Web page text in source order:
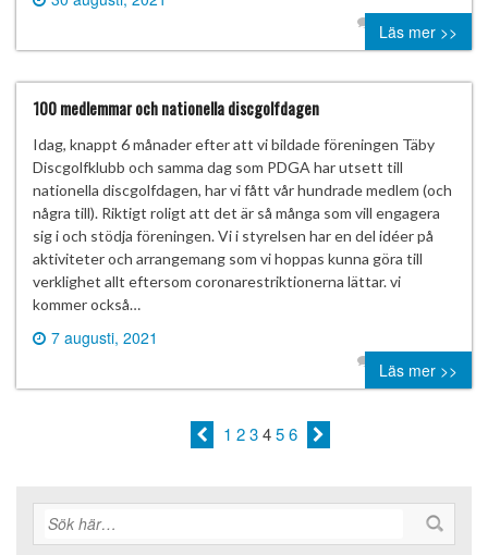
0 comment
Läs mer >>
100 medlemmar och nationella discgolfdagen
Idag, knappt 6 månader efter att vi bildade föreningen Täby
Discgolfklubb och samma dag som PDGA har utsett till
nationella discgolfdagen, har vi fått vår hundrade medlem (och
några till). Riktigt roligt att det är så många som vill engagera
sig i och stödja föreningen. Vi i styrelsen har en del idéer på
aktiviteter och arrangemang som vi hoppas kunna göra till
verklighet allt eftersom coronarestriktionerna lättar. vi
kommer också…
7 augusti, 2021
0 comment
Läs mer >>
1 23456